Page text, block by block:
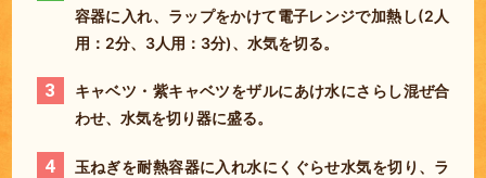
容器に入れ、ラップをかけて電子レンジで加熱し(2人
用：2分、3人用：3分)、水気を切る。
3
キャベツ・紫キャベツをザルにあけ水にさらし混ぜ合
わせ、水気を切り器に盛る。
4
玉ねぎを耐熱容器に入れ水にくぐらせ水気を切り、ラ